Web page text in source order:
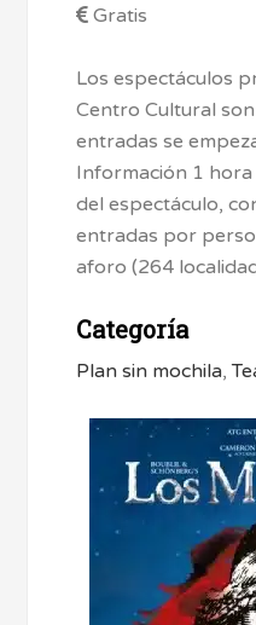
Gratis
Los espectáculos
Centro Cultural
entradas se
Información 1
del espectáculo,
entradas por
aforo (264
Categoría
Plan sin mochila,